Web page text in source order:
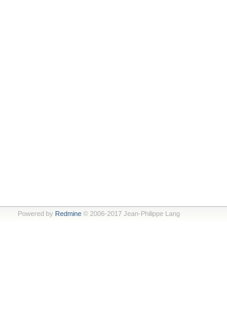
Powered by Redmine© 2006-2017 Jean-Philippe Lang